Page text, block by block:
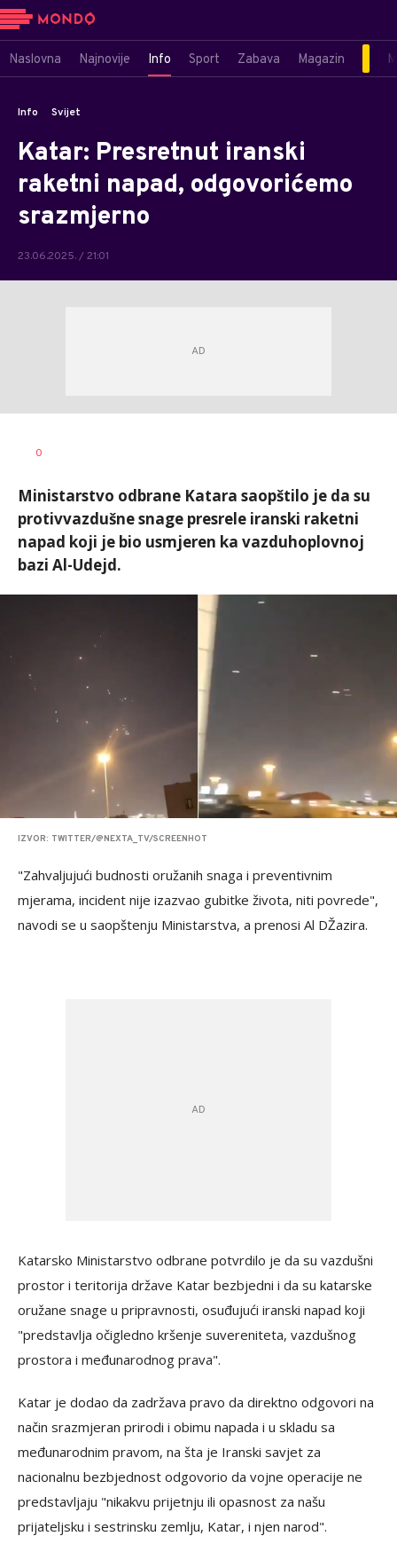
Naslovna Najnovije Info Sport Zabava Magazin
Info Svijet
Katar: Presretnut iranski
raketni napad, odgovorićemo
srazmjerno
23.06.2025. / 21:01
AUTOR
0
Ministarstvo odbrane Katara saopštilo je da su
protivvazdušne snage presrele iranski raketni
napad koji je bio usmjeren ka vazduhoplovnoj
bazi Al-Udejd.
IZVOR: TWITTER/@NEXTA_TV/SCREENHOT
"Zahvaljujući budnosti oružanih snaga i preventivnim
mjerama, incident nije izazvao gubitke života, niti povrede",
navodi se u saopštenju Ministarstva, a prenosi Al DŽazira.
Katarsko Ministarstvo odbrane potvrdilo je da su vazdušni
prostor i teritorija države Katar bezbjedni i da su katarske
oružane snage u pripravnosti, osuđujući iranski napad koji
"predstavlja očigledno kršenje suvereniteta, vazdušnog
prostora i međunarodnog prava".
Katar je dodao da zadržava pravo da direktno odgovori na
način srazmjeran prirodi i obimu napada i u skladu sa
međunarodnim pravom, na šta je Iranski savjet za
nacionalnu bezbjednost odgovorio da vojne operacije ne
predstavljaju "nikakvu prijetnju ili opasnost za našu
prijateljsku i sestrinsku zemlju, Katar, i njen narod".